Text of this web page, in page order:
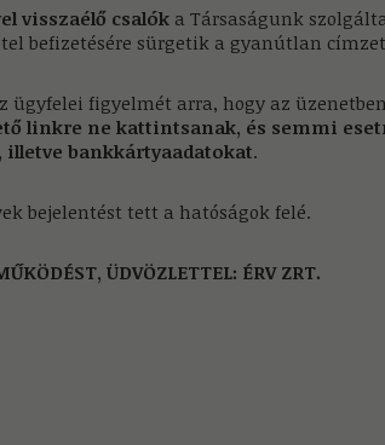
visszaélő csalók a Társaságunk
befizetésére sürgetik a gyanútlan
ügyfelei figyelmét arra, hogy az
linkre ne kattintsanak, és semmi
bankkártyaadatokat.
bejelentést tett a hatóságok felé.
ÜDVÖZLETTEL: ÉRV ZRT.